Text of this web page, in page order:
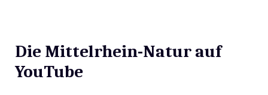
Die Mittelrhein-Natur auf
YouTube